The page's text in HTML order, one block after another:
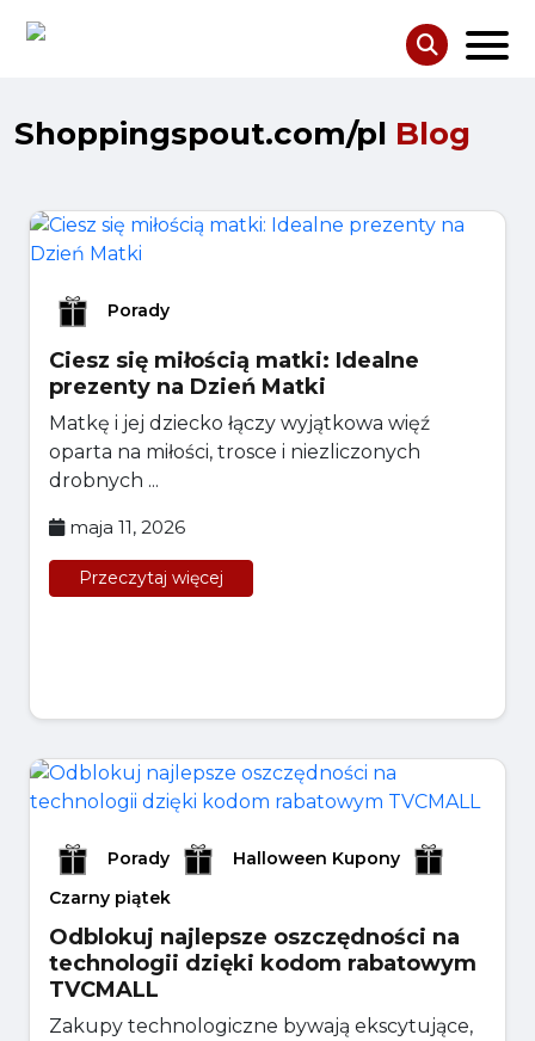
Shoppingspout.com/pl Blog
Porady
Ciesz się miłością matki: Idealne
prezenty na Dzień Matki
Matkę i jej dziecko łączy wyjątkowa więź
oparta na miłości, trosce i niezliczonych
drobnych ...
maja 11, 2026
Przeczytaj więcej
Porady
Halloween Kupony
Czarny piątek
Odblokuj najlepsze oszczędności na
technologii dzięki kodom rabatowym
TVCMALL
Zakupy technologiczne bywają ekscytujące,